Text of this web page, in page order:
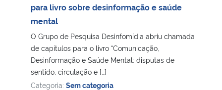
Ministério da Mulher, da Família e dos Direitos Humanos
Secretaria-Geral
Secretaria de Governo
Gabinete de Segurança Institucional
para livro sobre desinformação e saúde
mental
O Grupo de Pesquisa Desinfomídia abriu chamada
de capítulos para o livro “Comunicação,
Desinformação e Saúde Mental: disputas de
sentido, circulação e […]
Categoria: Sem categoria